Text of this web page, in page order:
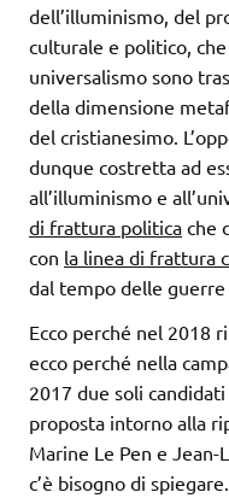
dell’illuminismo, del
culturale e politico,
universalismo sono
della dimensione
del cristianesimo.
dunque costretta ad
all’illuminismo e
di frattura politica che
con la linea di frattura
dal tempo delle
Ecco perché nel 2018
ecco perché nella
2017 due soli
proposta intorno alla
Marine Le Pen e
c’è bisogno di